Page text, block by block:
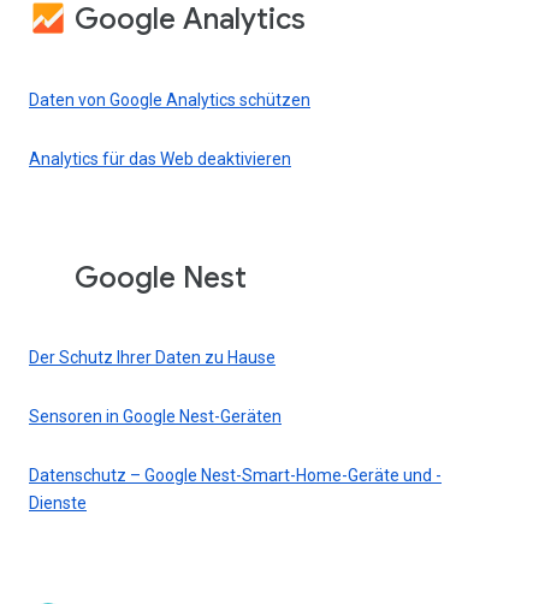
Google Analytics
Daten von Google Analytics schützen
Analytics für das Web deaktivieren
Google Nest
Der Schutz Ihrer Daten zu Hause
Sensoren in Google Nest-Geräten
Datenschutz – Google Nest-Smart-Home-Geräte und -
Dienste